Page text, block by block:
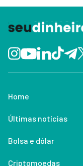
Home
Últimas notícias
Bolsa e dólar
Criptomoedas